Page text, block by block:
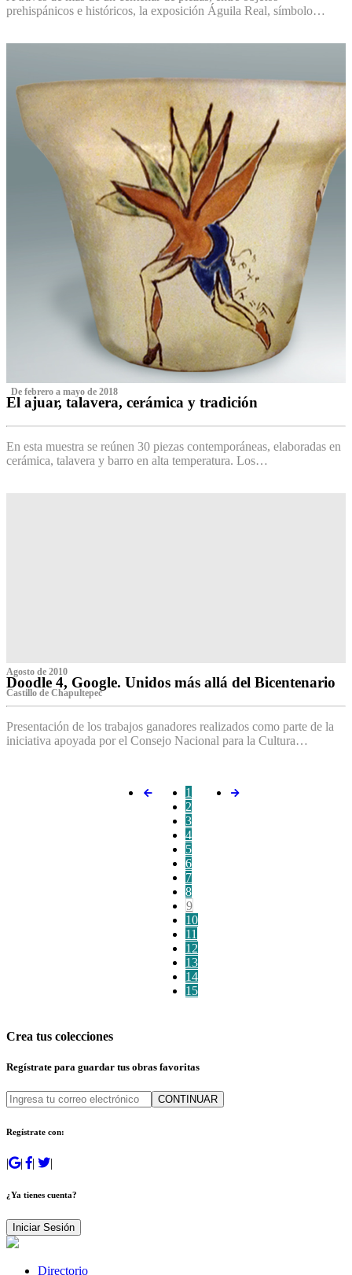
prehispánicos e históricos, la exposición Águila Real, símbolo…
‌ De febrero a mayo de 2018
El ajuar, talavera, cerámica y tradición
En esta muestra se reúnen 30 piezas contemporáneas, elaboradas en
cerámica, talavera y barro en alta temperatura. Los…
Agosto de 2010
Doodle 4, Google. Unidos más allá del Bicentenario
Castillo de Chapultepec
Presentación de los trabajos ganadores realizados como parte de la
iniciativa apoyada por el Consejo Nacional para la Cultura…
1
2
3
4
5
6
7
8
9
10
11
12
13
14
15
Crea tus colecciones
Regístrate para guardar tus obras favoritas
CONTINUAR
Regístrate con:
| | | |
¿Ya tienes cuenta?
Iniciar Sesión
Directorio